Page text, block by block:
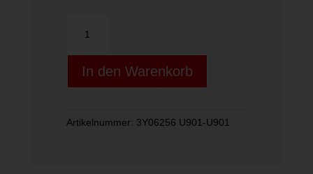
LONG
SLEEVES
SHIRT
In den Warenkorb
Artikelnummer: 3Y06256 U901-U901